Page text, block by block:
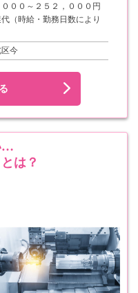
００～２５２，０００円
（時給・勤務日数により
今
…
は？